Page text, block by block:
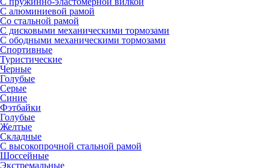
С алюминиевой рамой
Со стальной рамой
С дисковыми механическими тормозами
С ободными механическими тормозами
Спортивные
Туристические
Черные
Голубые
Серые
Синие
Фэтбайки
Голубые
Желтые
Складные
С высокопрочной стальной рамой
Шоссейные
Экстремальные